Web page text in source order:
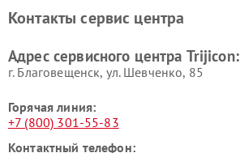
Контакты сервис центра
Адрес сервисного центра Trijicon:
г. Благовещенск, ул. Шевченко, 85
Горячая линия:
+7 (800) 301-55-83
Контактный телефон: